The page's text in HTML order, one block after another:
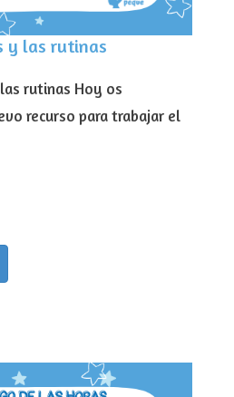
y las rutinas
rutinas Hoy os
recurso para trabajar el